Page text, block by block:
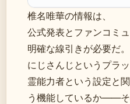
椎名唯華の情報は、
公式発表とファンコミ
明確な線引きが必要だ。
にじさんじというプラ
霊能力者という設定と
う機能しているか——そ